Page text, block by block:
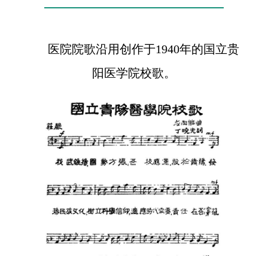
医院院歌沿用创作于1940年的国立贵
阳医学院校歌。